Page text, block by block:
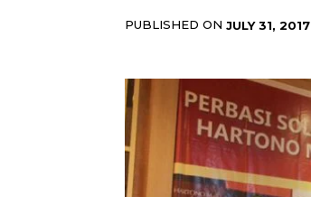
PUBLISHED ON JULY 31, 2017